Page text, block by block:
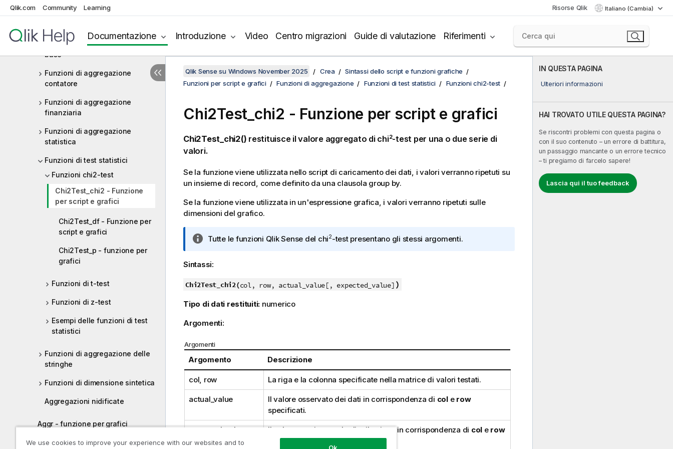
Qlik.com Community Learning Risorse Qlik Italiano (Cambia)
Documentazione Introduzione Video Centro migrazioni Guide di valutazione Riferimenti
Funzioni per script e grafici
Funzioni di aggregazione
Funzioni di aggregazione di
base
Funzioni di aggregazione
contatore
Funzioni di aggregazione
finanziaria
Funzioni di aggregazione
statistica
Funzioni di test statistici
Funzioni chi2-test
Chi2Test_chi2 - Funzione
per script e grafici
Chi2Test_df - Funzione per
script e grafici
Chi2Test_p - funzione per
grafici
Funzioni di t-test
Funzioni di z-test
Esempi delle funzioni di test
statistici
Funzioni di aggregazione delle
stringhe
Funzioni di dimensione sintetica
Aggregazioni nidificate
Aggr - funzione per grafici
Funzioni colore
IN QUESTA PAGINA
Ulteriori informazioni
HAI TROVATO UTILE QUESTA PAGINA?
Se riscontri problemi con questa pagina o
con il suo contenuto – un errore di battitura,
un passaggio mancante o un errore tecnico
– ti pregiamo di farcelo sapere!
Lascia qui il tuo feedback
Qlik Sense su Windows November 2025 Crea
Sintassi dello script e funzioni grafiche
Funzioni per script e grafici
Funzioni di aggregazione Funzioni di test statistici Funzioni chi2-test
Chi2Test_chi2 - Funzione per script e grafici
Chi2Test_chi2() restituisce il valore aggregato di chi2-test per una o due serie di
valori.
Se la funzione viene utilizzata nello script di caricamento dei dati, i valori verranno ripetuti su
un insieme di record, come definito da una clausola group by.
Se la funzione viene utilizzata in un'espressione grafica, i valori verranno ripetuti sulle
dimensioni del grafico.
N
i
f
r
a
t
i
c
a
Tutte le funzioni Qlik Sense del chi2-test presentano gli stessi argomenti.
Sintassi:
Chi2Test_chi2(col, row, actual_value[, expected_value] )
Tipo di dati restituiti: numerico
Argomenti:
Argomenti
Argomento Descrizione
col, row La riga e la colonna specificate nella matrice di valori testati.
actual_value Il valore osservato dei dati in corrispondenza di cole row
specificati.
expected_value Il valore previsto per la distribuzione in corrispondenza di col e row
specificati.
We use cookies to improve your experience with our websites and to